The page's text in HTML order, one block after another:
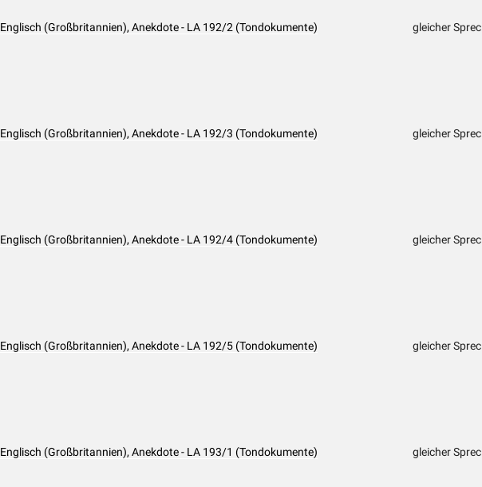
Englisch (Großbritannien), Anekdote - LA 192/2 (Tondokumente) gleicher
Englisch (Großbritannien), Anekdote - LA 192/3 (Tondokumente) gleicher
Englisch (Großbritannien), Anekdote - LA 192/4 (Tondokumente) gleicher
Englisch (Großbritannien), Anekdote - LA 192/5 (Tondokumente) gleicher
Englisch (Großbritannien), Anekdote - LA 193/1 (Tondokumente) gleicher